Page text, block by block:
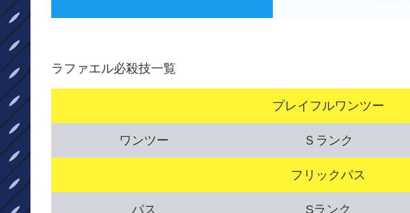
ラファエル必殺技一覧
プレイフルワンツー
ワンツー Ｓランク
フリックパス
パス Sランク